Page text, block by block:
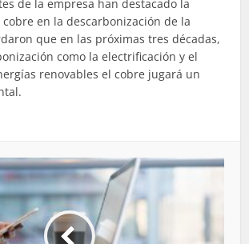
de la empresa han destacado la
en la descarbonización de la
que en las próximas tres décadas,
como la electrificación y el
renovables el cobre jugará un